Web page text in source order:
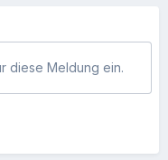
diese Meldung ein.